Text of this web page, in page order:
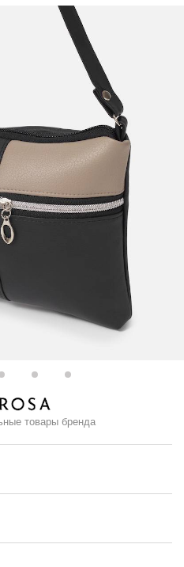
товары бренда